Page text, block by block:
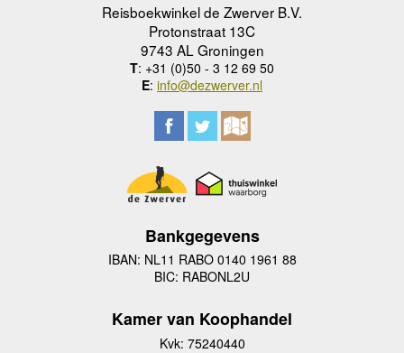
Reisboekwinkel de Zwerver B.V.
Protonstraat 13C
9743 AL Groningen
T: +31 (0)50 - 3 12 69 50
E: info@dezwerver.nl
Bankgegevens
IBAN: NL11 RABO 0140 1961 88
BIC: RABONL2U
Kamer van Koophandel
Kvk: 75240440